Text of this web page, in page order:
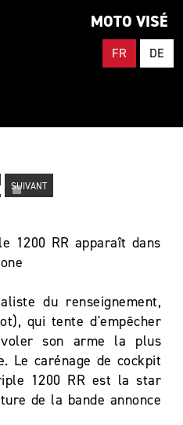
MOTO VISÉ
FR DE
SUIVANT
1200 RR apparaît dans
du renseignement,
qui tente d'empêcher
son arme la plus
Le carénage de cockpit
1200 RR est la star
de la bande annonce